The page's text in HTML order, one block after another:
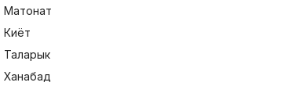
Матонат
Киёт
Таларык
Ханабад